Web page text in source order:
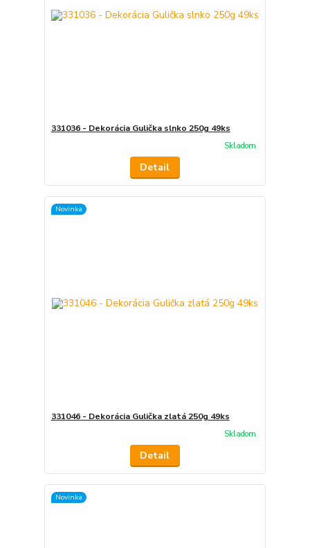
331036 - Dekorácia Gulička slnko 250g 49ks
Skladom
Detail
Novinka
331046 - Dekorácia Gulička zlatá 250g 49ks
Skladom
Detail
Novinka